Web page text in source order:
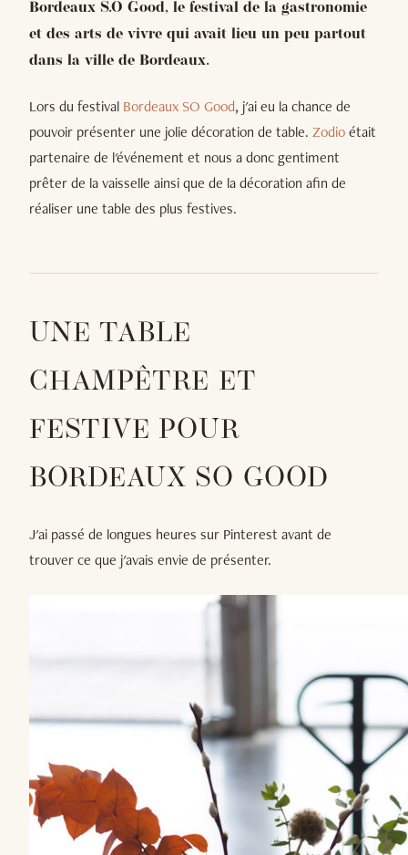
Bordeaux S.O Good, le festival de la gastronomie
et des arts de vivre qui avait lieu un peu partout
dans la ville de Bordeaux.
Lors du festival Bordeaux SO Good, j'ai eu la chance de
pouvoir présenter une jolie décoration de table. Zodioétait
partenaire de l'événement et nous a donc gentiment
prêter de la vaisselle ainsi que de la décoration afin de
réaliser une table des plus festives.
UNE TABLE
CHAMPÊTRE ET
FESTIVE POUR
BORDEAUX SO GOOD
J'ai passé de longues heures sur Pinterest avant de
trouver ce que j'avais envie de présenter.